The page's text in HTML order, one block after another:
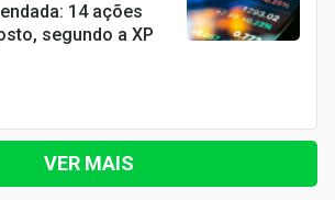
14 ações
segundo a XP
VER MAIS